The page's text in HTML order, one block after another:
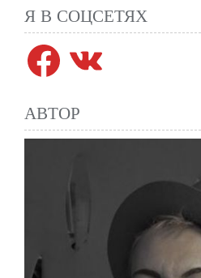
Я В СОЦСЕТЯХ
Facebook
АВТОР